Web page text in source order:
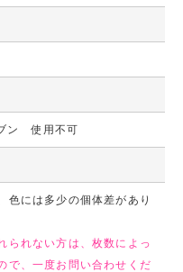
ン 使用不可
色には多少の個体差があり
られない方は、枚数によっ
で、一度お問い合わせくだ